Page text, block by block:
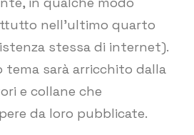
nell’ultimo quarto
stessa di internet).
tema sarà arricchito dalla
e collane che
da loro pubblicate.